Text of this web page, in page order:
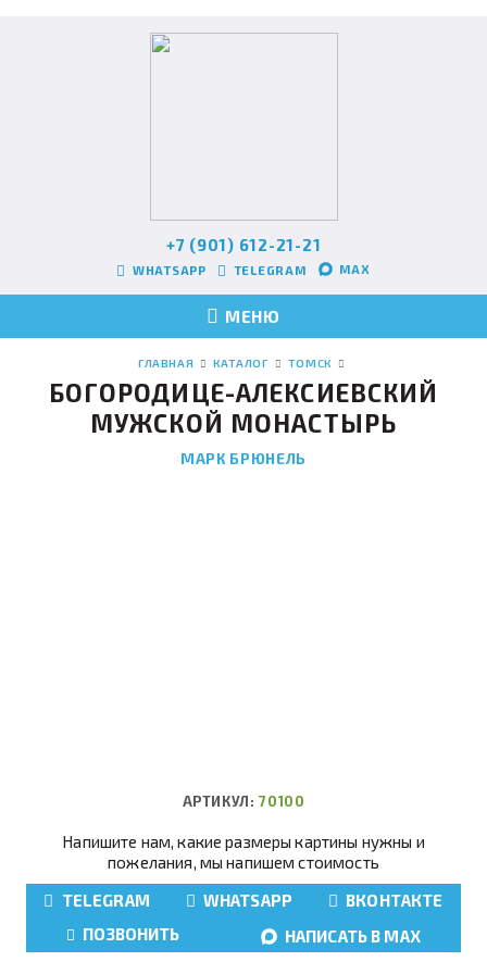
+7 (901) 612-21-21
WHATSAPP TELEGRAM MAX
МЕНЮ
ГЛАВНАЯ КАТАЛОГ ТОМСК
БОГОРОДИЦЕ-АЛЕКСИЕВСКИЙ
МУЖСКОЙ МОНАСТЫРЬ
МАРК БРЮНЕЛЬ
АРТИКУЛ:70100
Напишите нам, какие размеры картины нужны и
пожелания, мы напишем стоимость
TELEGRAM
WHATSAPP
ВКОНТАКТЕ
ПОЗВОНИТЬ
НАПИСАТЬ В MAX